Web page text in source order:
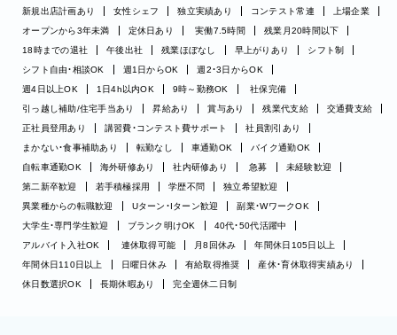
新規出店計画あり
女性シェフ 独立実績あり コンテスト常連
上場企業
オープンから3年未満
定休日あり 実働7.5時間
残業月20時間以下
18時までの退社
午後出社 残業ほぼなし 早上がりあり
シフト制
シフト自由・相談OK
週1日からOK
週2・3日からOK
週4日以上OK
1日4h以内OK 9時～勤務OK
社保完備
引っ越し補助/住宅手当あり
昇給あり 賞与あり 残業代支給
交通費支給
正社員登用あり
講習費・コンテスト費サポート
社員割引あり
まかない・食事補助あり
転勤なし 車通勤OK
バイク通勤OK
自転車通勤OK
海外研修あり 社内研修あり 急募
未経験歓迎
第二新卒歓迎
若手積極採用 学歴不問
独立希望歓迎
異業種からの転職歓迎
Uターン・Iターン歓迎
副業・WワークOK
大学生・専門学生歓迎
ブランク明けOK
40代・50代活躍中
アルバイト入社OK
連休取得可能 月8回休み
年間休日105日以上
年間休日110日以上
日曜日休み 有給取得推奨
産休・育休取得実績あり
休日数選択OK
長期休暇あり 完全週休二日制